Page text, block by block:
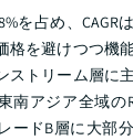
を占め、CAGR
格を避けつつ機
ストリーム層に
南アジア全域の
ードB層に大部